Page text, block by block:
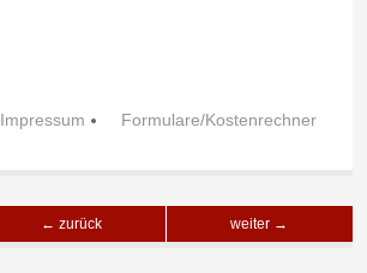
Impressum Formulare/Kostenrechner
← zurück weiter →